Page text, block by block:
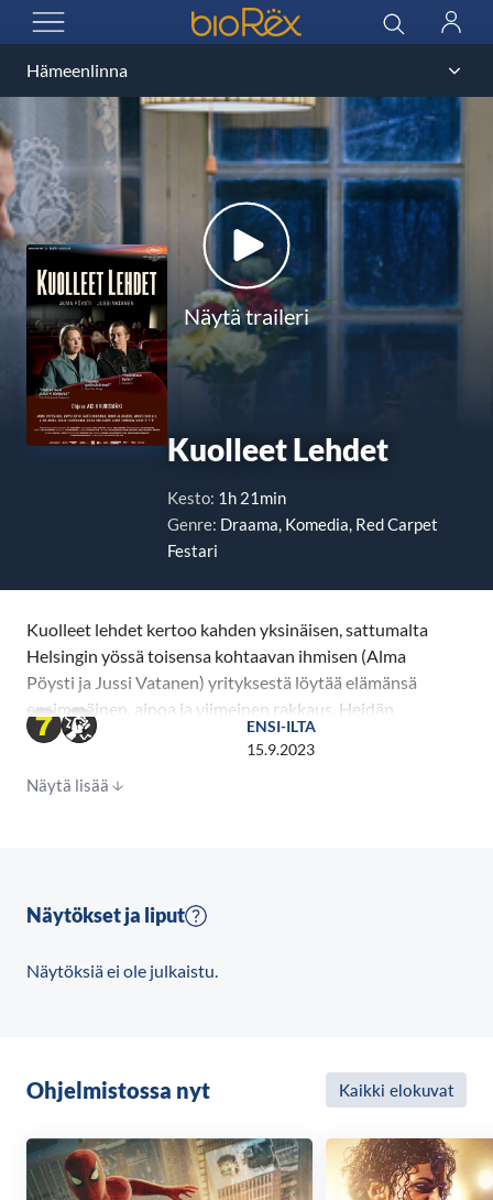
AVAA VALIKKO
BioRex Cinemas Haku
Näytä traileri
Kuolleet Lehdet
Kesto: 1h 21min
Genre: Draama, Komedia, Red Carpet
Festari
Kuolleet lehdet kertoo kahden yksinäisen, sattumalta
Helsingin yössä toisensa kohtaavan ihmisen (Alma
Pöysti ja Jussi Vatanen) yrityksestä löytää elämänsä
ensimmäinen, ainoa ja viimeinen rakkaus. Heidän
tietään kohti tätä kunnioitettavaa päämäärää
varjostavat miehen alkoholismi, kadonneet
puhelinnumerot, tietämättömyys toistensa nimistä
Ariel ja Tulitikkutehtaan tyttö).Kuolleet lehdet
du Jurylla eli tuomariston palkinnolla.
ENSI-ILTA
15.9.2023
Näytä lisää
Näytökset ja liput
Näytöksiä ei ole julkaistu.
Ohjelmistossa nyt Kaikki elokuvat